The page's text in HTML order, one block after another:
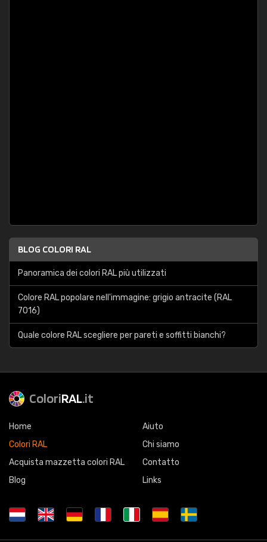
BLOG COLORI RAL
Panoramica dei colori RAL più utilizzati
Colore RAL popolare nell'immagine: grigio antracite (RAL
7016)
Quale colore RAL scegliere per pareti e soffitti bianchi?
ColoriRAL.it
Home
Colori RAL
Acquista mazzetta colori RAL
Blog
Aiuto
Chi siamo
Contatto
Links